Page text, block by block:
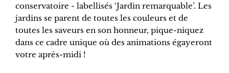
conservatoire - labellisés ‘Jardin remarquable’. Les
jardins se parent de toutes les couleurs et de
toutes les saveurs en son honneur, pique-niquez
dans ce cadre unique où des animations égayeront
votre après-midi !